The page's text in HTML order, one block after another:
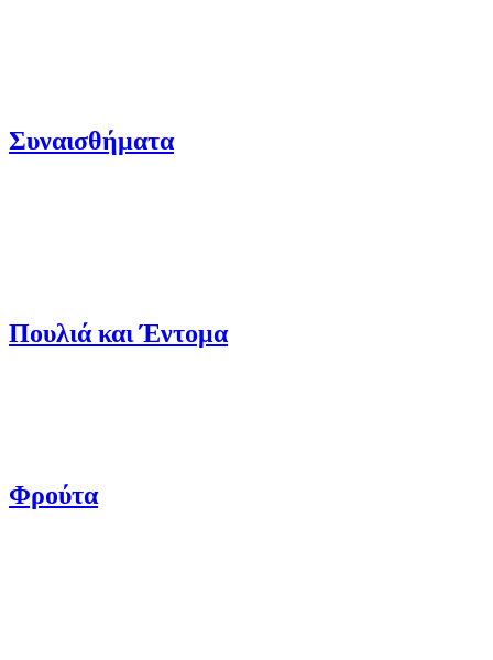
Συναισθήματα
Πουλιά και Έντομα
Φρούτα